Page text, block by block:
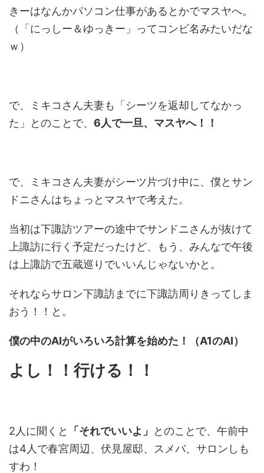
きーはなんかパソコン仕事があるとかでマスヤへ。
（「にっしー＆ゆっきー」ってコンビ名みたいだな
ｗ）
で、ミキコさん夫妻も「シーツを返却してなかっ
た」とのことで、 6人で一旦、マスヤへ！！
で、ミキコさん夫妻がシーツ片づけ中に、僕とサン
ドニさんはちょっとマスヤで考えた。
当初は下諏訪ツアーの途中でサンドニさんが抜けて
上諏訪に行く予定だったけど、もう、みんなで午後
は上諏訪で五蔵巡りでいいんじゃないかと。
それならサロン下諏訪までに下諏訪周りきってしま
おう！！と。
僕の中のAIがいろいろ計算を始めた！（A1のAI）
よし！！行ける！！
2人に聞くと 「それでいいよ」
とのことで、午前中
は4人で春宮周辺、伏見屋邸、スメバ、サロンしも
すわ！